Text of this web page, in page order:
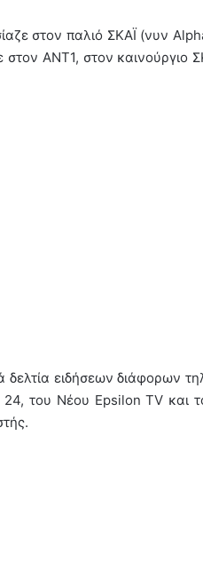
στον παλιό ΣΚΑΪ (νυν
στον ΑΝΤ1, στον καινούργιο
δελτία ειδήσεων διάφορων
του Νέου Epsilon TV και